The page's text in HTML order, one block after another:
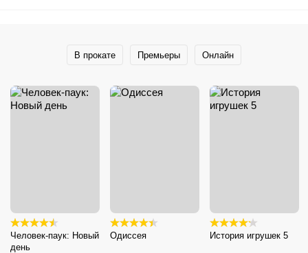
В прокате Премьеры Онлайн
Человек-паук: Новый
день
Одиссея История игрушек 5